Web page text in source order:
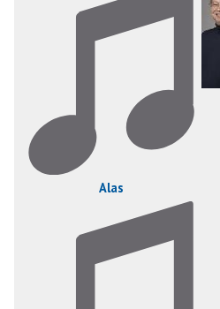
Alas